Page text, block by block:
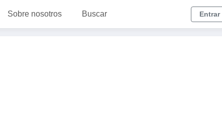
Sobre nosotros Buscar Entrar